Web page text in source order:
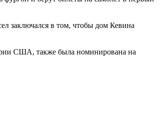
заключался в том, чтобы дом Кевина
США, также была номинирована на